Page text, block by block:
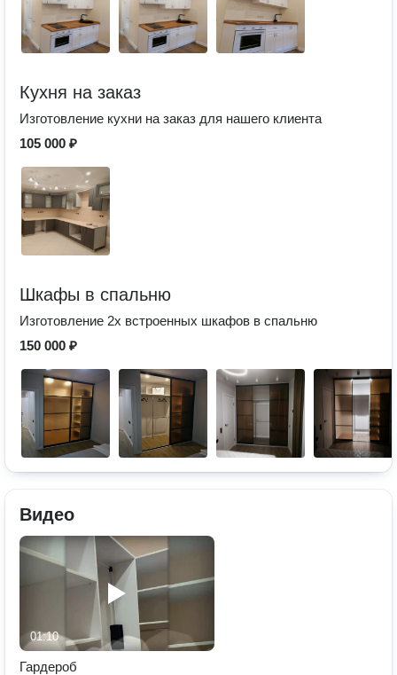
Кухня на заказ
Изготовление кухни на заказ для нашего клиента
105 000 ₽
Шкафы в спальню
Изготовление 2х встроенных шкафов в спальню
150 000 ₽
Видео
01:10
Гардероб